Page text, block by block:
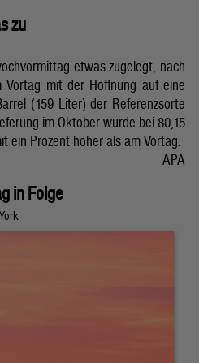
zu
etwas zugelegt, nach
mit der Hoffnung auf eine
(159 Liter) der Referenzsorte
im Oktober wurde bei 80,15
ein Prozent höher als am Vortag.
APA
in Folge